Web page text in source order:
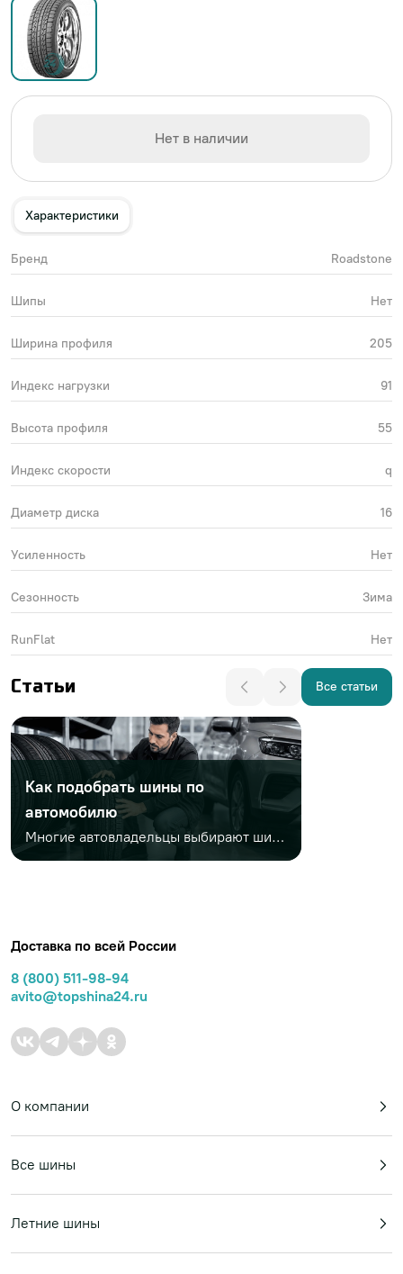
Нет в наличии
Характеристики
Бренд Roadstone
Шипы Нет
Ширина профиля 205
Индекс нагрузки 91
Высота профиля 55
Индекс скорости q
Диаметр диска 16
Усиленность Нет
Сезонность Зима
RunFlat Нет
Статьи Все статьи
Как подобрать шины по
автомобилю
Многие автовладельцы выбирают шины только по диаметру или цене. Но этого недостаточно. Важно учитывать заводской размер, сезонность, индексы нагрузки и скорости, тип автомобиля, стиль езды и условия эксплуатации. Неправильный выбор может привести к проблемам на дороге и дополнительным расходам.
Доставка по всей России
8 (800) 511-98-94
avito@topshina24.ru
О компании
Все шины
Летние шины